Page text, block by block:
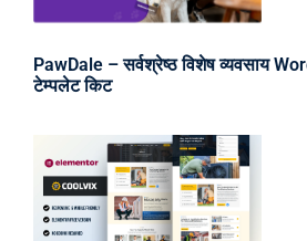
PawDale – सर्वश्रेष्ठ विशेष व्यवसाय
टेम्पलेट किट